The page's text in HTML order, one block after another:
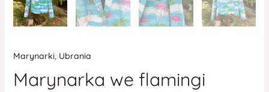
Marynarki, Ubrania
Marynarka we flamingi